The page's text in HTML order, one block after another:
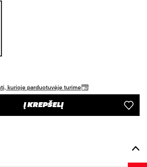
kurioje parduotuvėje turime
Į KREPŠELĮ